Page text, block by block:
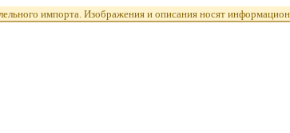
импорта. Изображения и описания носят